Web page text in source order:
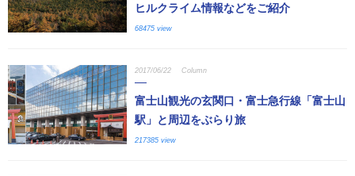
ヒルクライム情報などをご紹介
68475 view
2017/06/22 Column
富士山観光の玄関口・富士急行線「富士山
駅」と周辺をぶらり旅
217385 view